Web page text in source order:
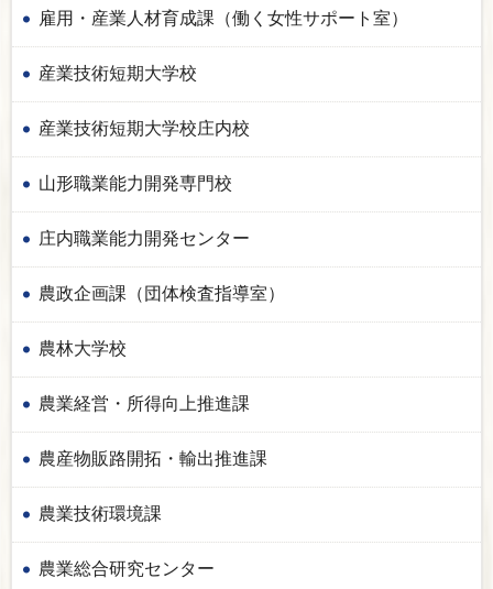
雇用・産業人材育成課（働く女性サポート室）
産業技術短期大学校
産業技術短期大学校庄内校
山形職業能力開発専門校
庄内職業能力開発センター
農政企画課（団体検査指導室）
農林大学校
農業経営・所得向上推進課
農産物販路開拓・輸出推進課
農業技術環境課
農業総合研究センター